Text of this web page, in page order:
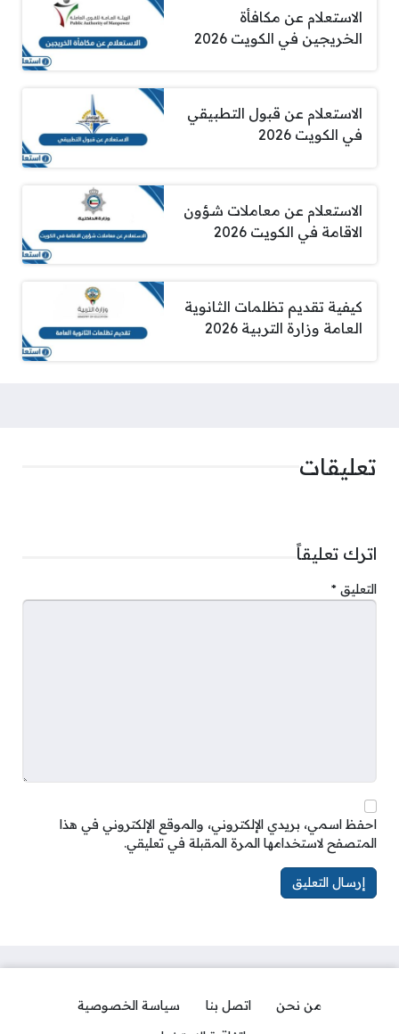
الاستعلام عن مكافأة
الخريجين في الكويت 2026
الاستعلام عن قبول التطبيقي
في الكويت 2026
الاستعلام عن معاملات شؤون
الاقامة في الكويت 2026
كيفية تقديم تظلمات الثانوية
العامة وزارة التربية 2026
تعليقات
اترك تعليقاً
التعليق *
احفظ اسمي، بريدي الإلكتروني، والموقع الإلكتروني في هذا
المتصفح لاستخدامها المرة المقبلة في تعليقي.
من نحن اتصل بنا
سياسة الخصوصية